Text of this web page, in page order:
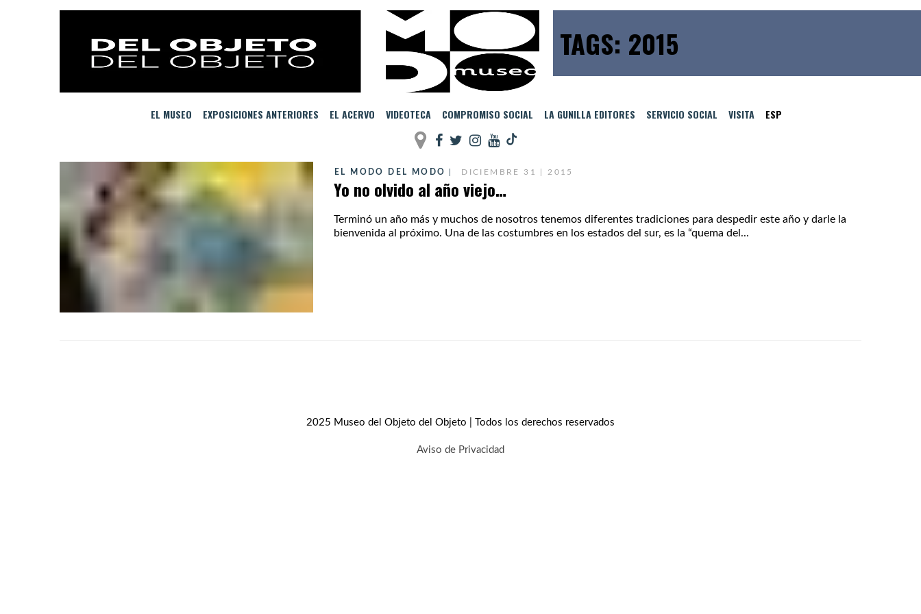
TAGS: 2015
EL MUSEO EXPOSICIONES ANTERIORES EL ACERVO VIDEOTECA COMPROMISO SOCIAL LA GUNILLA EDITORES SERVICIO SOCIAL VISITA ESP
EL MODO DEL MODO DICIEMBRE 31 | 2015
Yo no olvido al año viejo…
Terminó un año más y muchos de nosotros tenemos diferentes tradiciones para despedir este año y darle la
bienvenida al próximo. Una de las costumbres en los estados del sur, es la “quema del...
2025 Museo del Objeto del Objeto | Todos los derechos reservados
Aviso de Privacidad